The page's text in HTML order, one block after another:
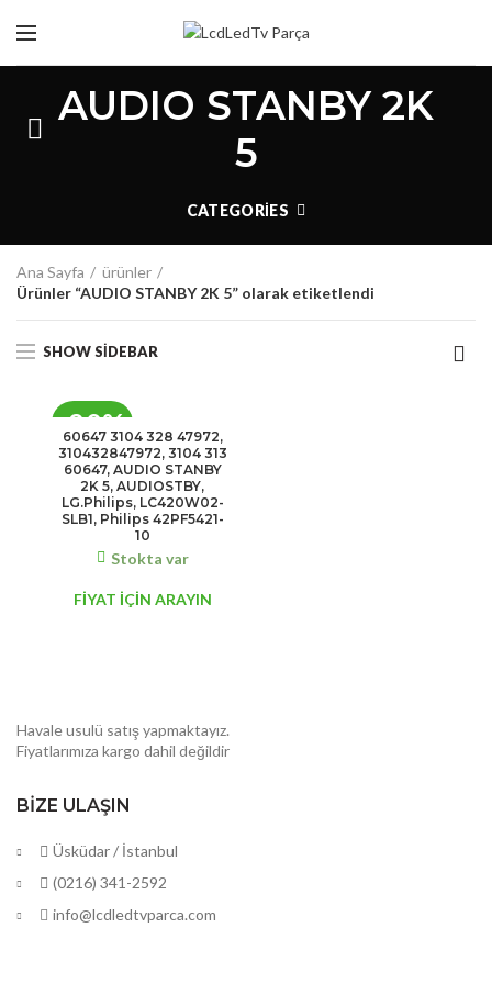
AUDIO STANBY 2K
5
CATEGORIES
Ana Sayfa
ürünler
Ürünler “AUDIO STANBY 2K 5” olarak etiketlendi
SHOW SIDEBAR
-20%
60647 3104 328 47972,
310432847972, 3104 313
60647, AUDIO STANBY
2K 5, AUDIOSTBY,
LG.Philips, LC420W02-
SLB1, Philips 42PF5421-
10
FİYAT İÇİN ARAYIN
Stokta var
Havale usulü satış yapmaktayız.
Fiyatlarımıza kargo dahil değildir
BIZE ULAŞIN
Üsküdar / İstanbul
(0216) 341-2592
info@lcdledtvparca.com